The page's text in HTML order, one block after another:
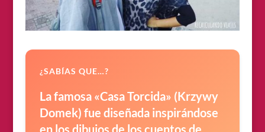
¿SABÍAS QUE…?
La famosa «Casa Torcida» (Krzywy
Domek) fue diseñada inspirándose
en los dibujos de los cuentos de